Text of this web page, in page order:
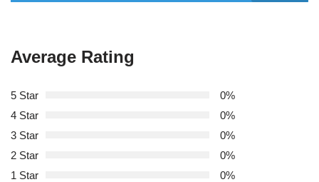
Average Rating
5 Star
0%
4 Star
0%
3 Star
0%
2 Star
0%
1 Star
0%